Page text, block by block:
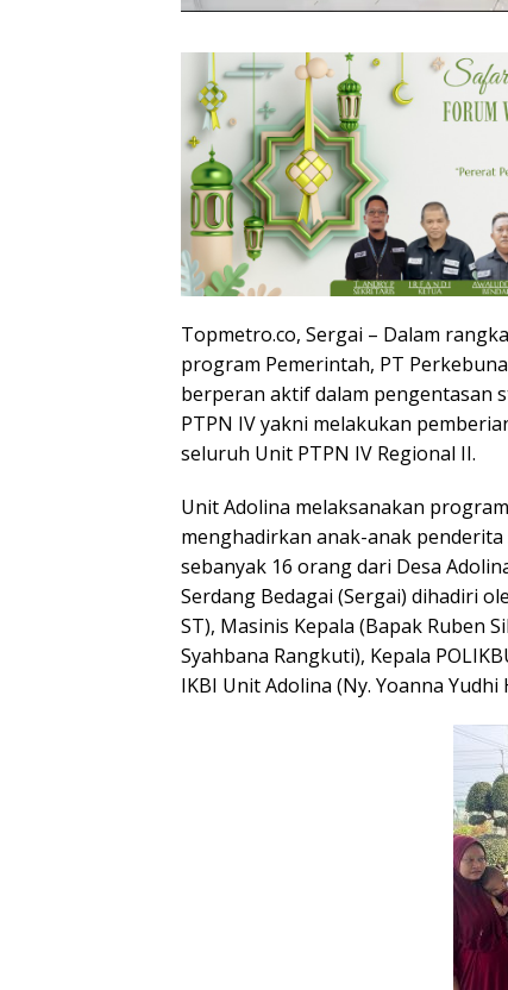
Topmetro.co, Sergai – Dalam
program Pemerintah, PT
berperan aktif dalam pengentasan
PTPN IV yakni melakukan
seluruh Unit PTPN IV Regional II.
Unit Adolina melaksanakan
menghadirkan anak-anak
sebanyak 16 orang dari Desa
Serdang Bedagai (Sergai) dihadiri
ST), Masinis Kepala (Bapak Ruben
Syahbana Rangkuti), Kepala
IKBI Unit Adolina (Ny. Yoanna